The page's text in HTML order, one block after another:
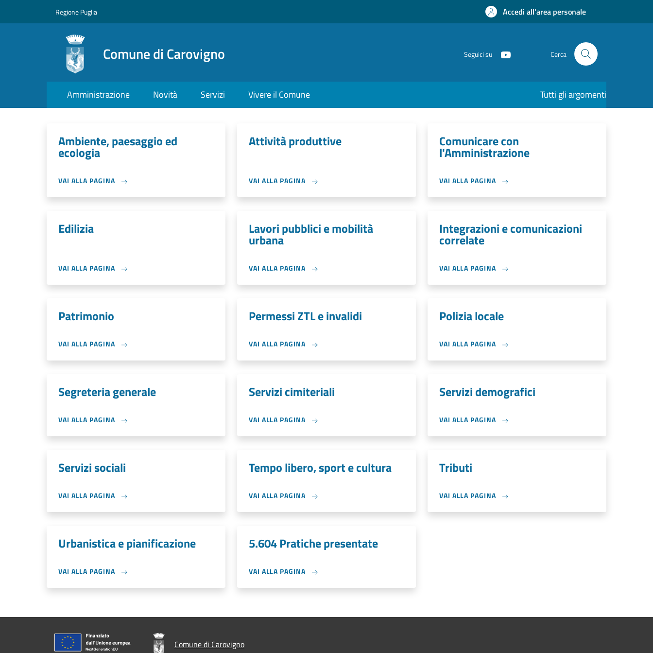
Regione Puglia Accedi all'area personale
Comune di Carovigno Seguici su Cerca
Amministrazione Novità Servizi Vivere il Comune Tutti gli argomenti
Ambiente, paesaggio ed
ecologia
VAI ALLA PAGINA
Attività produttive
VAI ALLA PAGINA
Comunicare con
l'Amministrazione
VAI ALLA PAGINA
Edilizia
VAI ALLA PAGINA
Lavori pubblici e mobilità
urbana
VAI ALLA PAGINA
Integrazioni e comunicazioni
correlate
VAI ALLA PAGINA
Patrimonio
VAI ALLA PAGINA
Permessi ZTL e invalidi
VAI ALLA PAGINA
Polizia locale
VAI ALLA PAGINA
Segreteria generale
VAI ALLA PAGINA
Servizi cimiteriali
VAI ALLA PAGINA
Servizi demografici
VAI ALLA PAGINA
Servizi sociali
VAI ALLA PAGINA
Tempo libero, sport e cultura
VAI ALLA PAGINA
Tributi
VAI ALLA PAGINA
Urbanistica e pianificazione
VAI ALLA PAGINA
5.604 Pratiche presentate
VAI ALLA PAGINA
Comune di Carovigno